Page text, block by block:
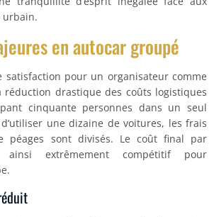
urbain.
en autocar groupé
satisfaction pour un organisateur comme
réduction drastique des coûts logistiques
cinquante personnes dans un seul
une dizaine de voitures, les frais
péages sont divisés. Le coût final par
ainsi extrêmement compétitif pour